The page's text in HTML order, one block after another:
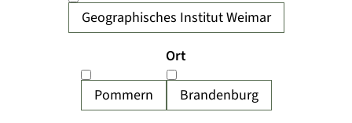
Geographisches Institut Weimar
Ort
Pommern
Brandenburg